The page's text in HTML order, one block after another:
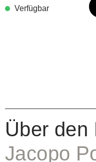
Verfügbar
Über den
Jacopo